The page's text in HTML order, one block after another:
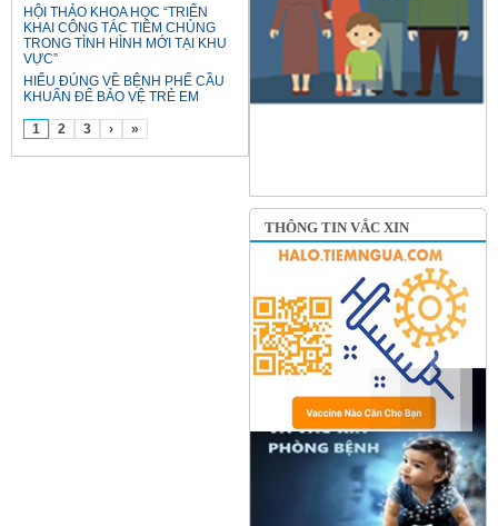
HỘI THẢO KHOA HỌC “TRIỂN
KHAI CÔNG TÁC TIÊM CHỦNG
TRONG TÌNH HÌNH MỚI TẠI KHU
VỰC”
HIỂU ĐÚNG VỀ BỆNH PHẾ CẦU
KHUẨN ĐỂ BẢO VỆ TRẺ EM
1 2 3 › »
THÔNG TIN VẮC XIN